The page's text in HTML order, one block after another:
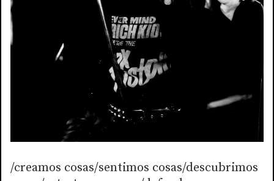
/creamos cosas/sentimos cosas/descubrimos